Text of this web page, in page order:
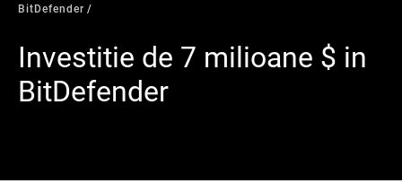
BitDefender
Investitie de 7 milioane $ in
BitDefender